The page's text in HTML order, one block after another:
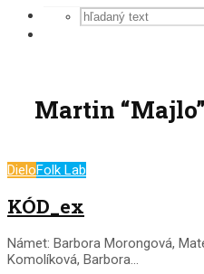
Martin
DieloFolk Lab
KÓD_ex
Námet: Barbora Morongová,
Komolíková, Barbora...